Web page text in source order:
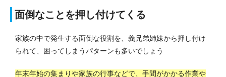
面倒なことを押し付けてくる
家族の中で発生する面倒な役割を、義兄弟姉妹から押し付け
られて、困ってしまうパターンも多いでしょう
年末年始の集まりや家族の行事などで、手間がかかる作業や